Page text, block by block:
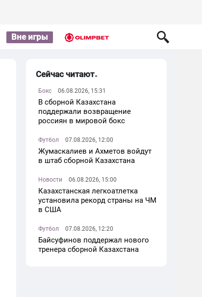
Вне игры
Сейчас читают
Бокс 06.08.2026, 15:31
В сборной Казахстана
поддержали возвращение
россиян в мировой бокс
Футбол 07.08.2026, 12:00
Жумаскалиев и Ахметов войдут
в штаб сборной Казахстана
Новости 06.08.2026, 15:00
Казахстанская легкоатлетка
установила рекорд страны на ЧМ
в США
Футбол 07.08.2026, 12:20
Байсуфинов поддержал нового
тренера сборной Казахстана